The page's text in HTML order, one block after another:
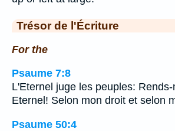
Trésor de l'Écriture
For the
Psaume 7:8
L'Eternel juge les peuples:
Eternel! Selon mon droit et selon
Psaume 50:4